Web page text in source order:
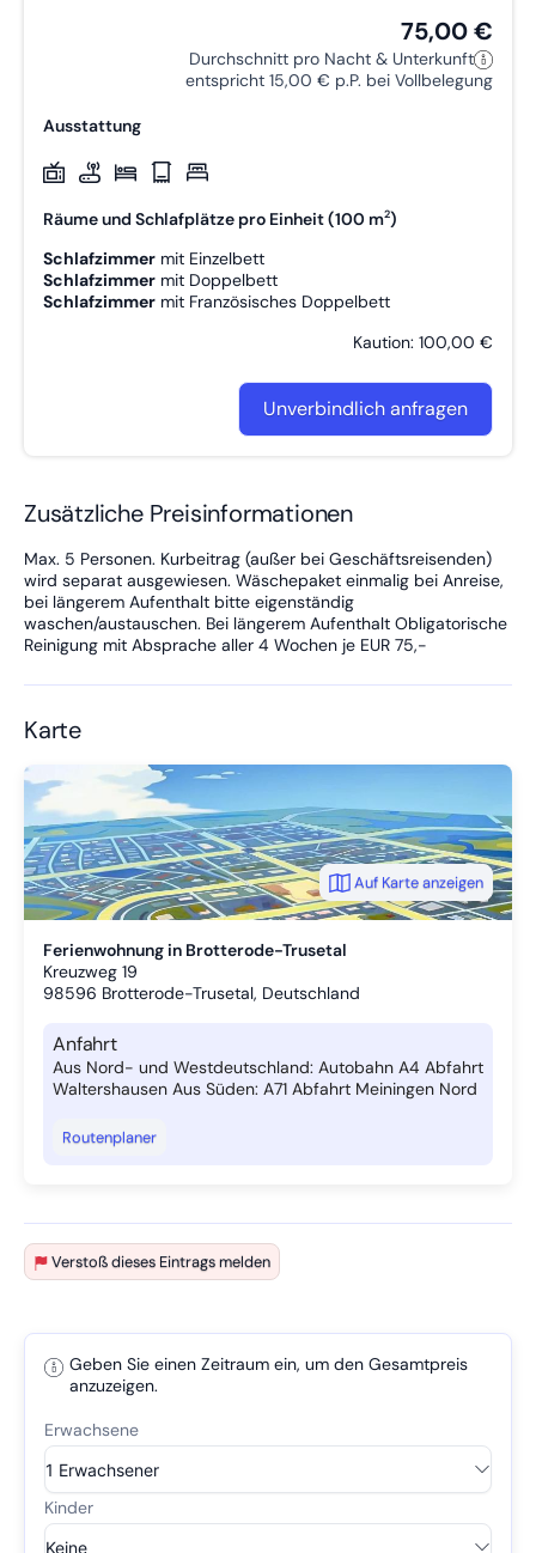
75,00 €
Durchschnitt pro Nacht & Unterkunft
entspricht 15,00 € p.P. bei Vollbelegung
Ausstattung
Räume und Schlafplätze pro Einheit (100 m2)
Schlafzimmer mit Einzelbett
Schlafzimmer mit Doppelbett
Schlafzimmer mit Französisches Doppelbett
Kaution: 100,00 €
Unverbindlich anfragen
Zusätzliche Preisinformationen
Max. 5 Personen. Kurbeitrag (außer bei Geschäftsreisenden)
wird separat ausgewiesen. Wäschepaket einmalig bei Anreise,
bei längerem Aufenthalt bitte eigenständig
waschen/austauschen. Bei längerem Aufenthalt Obligatorische
Reinigung mit Absprache aller 4 Wochen je EUR 75,-
Karte
Ferienwohnung in Brotterode-Trusetal
Kreuzweg 19
98596 Brotterode-Trusetal, Deutschland
Anfahrt
Aus Nord- und Westdeutschland: Autobahn A4 Abfahrt
Waltershausen Aus Süden: A71 Abfahrt Meiningen Nord
Routenplaner
Auf Karte anzeigen
Verstoß dieses Eintrags melden
Geben Sie einen Zeitraum ein, um den Gesamtpreis
anzuzeigen.